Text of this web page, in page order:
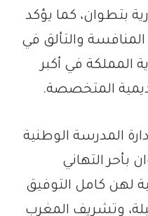
بتطوان، كما يؤكد
المنافسة والتألق في
المملكة في أكبر
المتخصصة.
المدرسة الوطنية
بأحر التهاني
لهن كامل التوفيق
وتشريف المغرب